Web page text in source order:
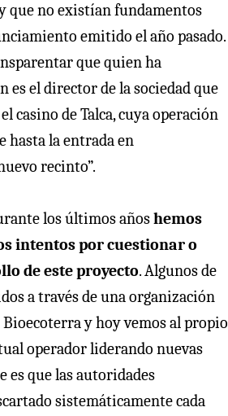
que no existían fundamentos
emitido el año pasado.
que quien ha
es el director de la sociedad que
casino de Talca, cuya operación
hasta la entrada en
recinto”.
los últimos añoshemos
intentos por cuestionar o
de este proyecto. Algunos de
a través de una organización
y hoy vemos al propio
operador liderando nuevas
es que las autoridades
sistemáticamente cada